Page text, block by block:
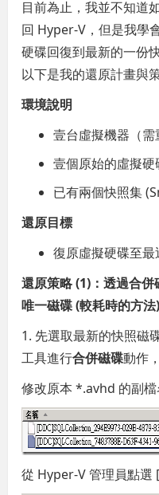
目前為止，我並不知道
回 Hyper-V，但是我學
硬碟回復到最新的一份
以下是我的還原計畫與
環境說明
壹台虛擬機器（需
壹個原始的虛擬
已有兩個快照集
還原目標
復原虛擬硬碟至
還原策略 (1)：透過合
唯一磁碟 (較耗時的方法)
1. 先選取最新的快照
工具進行合併磁碟動作
修改原本 *.avhd 的副
從 Hyper-V 管理員點